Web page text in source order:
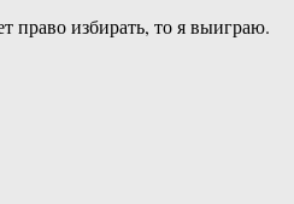
право избирать, то я выиграю.